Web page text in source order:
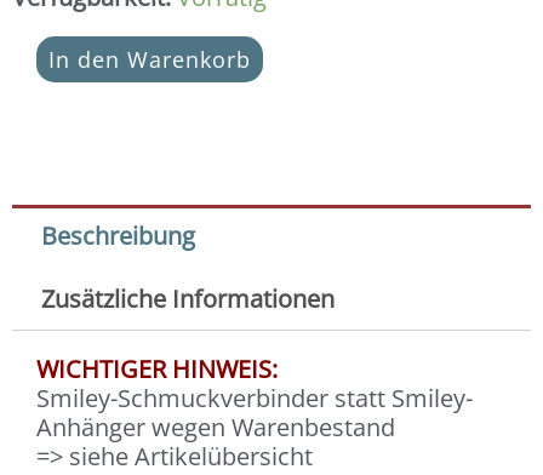
In den Warenkorb
Beschreibung
Zusätzliche Informationen
WICHTIGER HINWEIS:
Smiley-Schmuckverbinder statt Smiley-
Anhänger wegen Warenbestand
=> siehe Artikelübersicht